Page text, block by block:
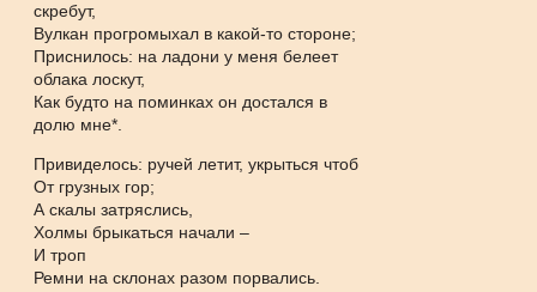
скребут,
Вулкан прогромыхал в какой-то стороне;
Приснилось: на ладони у меня белеет
облака лоскут,
Как будто на поминках он достался в
долю мне*.
Привиделось: ручей летит, укрыться чтоб
От грузных гор;
А скалы затряслись,
Холмы брыкаться начали –
И троп
Ремни на склонах разом порвались.